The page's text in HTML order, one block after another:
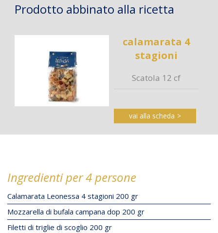
Prodotto abbinato alla ricetta
calamarata 4
stagioni
Scatola 12 cf
vai alla scheda
Ingredienti per 4 persone
Calamarata Leonessa 4 stagioni 200 gr
Mozzarella di bufala campana dop 200 gr
Filetti di triglie di scoglio 200 gr